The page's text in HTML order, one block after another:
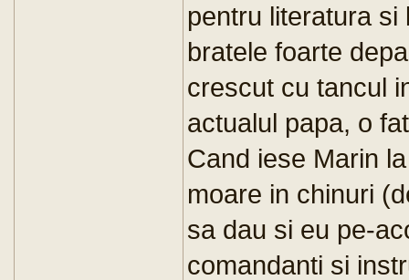
pentru literatura
bratele foarte
crescut cu tancul
actualul papa, o
Cand iese Marin
moare in chinuri
sa dau si eu pe-
comandanti si